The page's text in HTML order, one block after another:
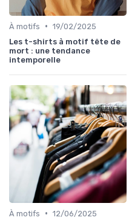
À motifs • 19/02/2025
Les t-shirts à motif tête de
mort : une tendance
intemporelle
À motifs • 12/06/2025